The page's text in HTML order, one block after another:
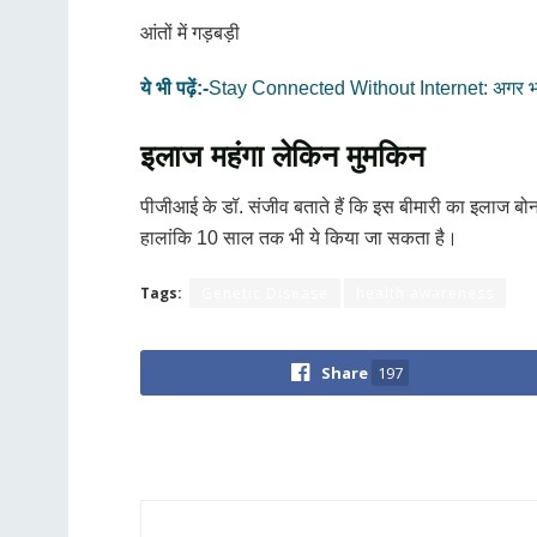
आंतों में गड़बड़ी
ये भी पढ़ें:-Stay Connected Without Internet: अगर
इलाज महंगा लेकिन मुमकिन
पीजीआई के डॉ. संजीव बताते हैं कि इस बीमारी का इलाज
हालांकि 10 साल तक भी ये किया जा सकता है।
Tags:
Share 197